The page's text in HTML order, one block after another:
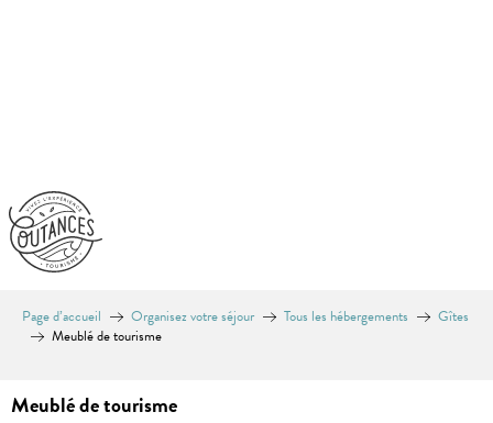
Page d’accueil Organisez votre séjour Tous les hébergements
Gîtes
Meublé de tourisme
Meublé de tourisme